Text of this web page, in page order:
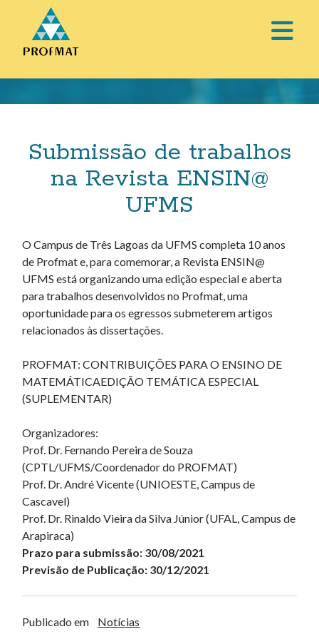
Submissão de trabalhos
na Revista ENSIN@
UFMS
O Campus de Três Lagoas da UFMS completa 10 anos
de Profmat e, para comemorar, a Revista ENSIN@
UFMS está organizando uma edição especial e aberta
para trabalhos desenvolvidos no Profmat, uma
oportunidade para os egressos submeterem artigos
relacionados às dissertações.
PROFMAT: CONTRIBUIÇÕES PARA O ENSINO DE
MATEMÁTICAEDIÇÃO TEMÁTICA ESPECIAL
(SUPLEMENTAR)
Organizadores:
Prof. Dr. Fernando Pereira de Souza
(CPTL/UFMS/Coordenador do PROFMAT)
Prof. Dr. André Vicente (UNIOESTE, Campus de
Cascavel)
Prof. Dr. Rinaldo Vieira da Silva Júnior (UFAL, Campus de
Arapiraca)
Prazo para submissão: 30/08/2021
Previsão de Publicação: 30/12/2021
Publicado em Notícias